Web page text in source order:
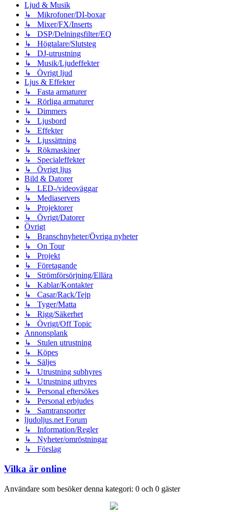
Ljud & Musik
↳ Mikrofoner/DI-boxar
↳ Mixer/FX/Inserts
↳ DSP/Delningsfilter/EQ
↳ Högtalare/Slutsteg
↳ DJ-utrustning
↳ Musik/Ljudeffekter
↳ Övrigt ljud
Ljus & Effekter
↳ Fasta armaturer
↳ Rörliga armaturer
↳ Dimmers
↳ Ljusbord
↳ Effekter
↳ Ljussättning
↳ Rökmaskiner
↳ Specialeffekter
↳ Övrigt ljus
Bild & Datorer
↳ LED-/videoväggar
↳ Mediaservers
↳ Projektorer
↳ Övrigt/Datorer
Övrigt
↳ Branschnyheter/Övriga nyheter
↳ On Tour
↳ Projekt
↳ Företagande
↳ Strömförsörjning/Ellära
↳ Kablar/Kontakter
↳ Casar/Rack/Tejp
↳ Tyger/Matta
↳ Rigg/Säkerhet
↳ Övrigt/Off Topic
Annonsplank
↳ Stulen utrustning
↳ Köpes
↳ Säljes
↳ Utrustning subhyres
↳ Utrustning uthyres
↳ Personal eftersökes
↳ Personal erbjudes
↳ Samtransporter
ljudoljus.net Forum
↳ Information/Regler
↳ Nyheter/omröstningar
↳ Förslag
Vilka är online
Användare som besöker denna kategori: 0 och 0 gäster